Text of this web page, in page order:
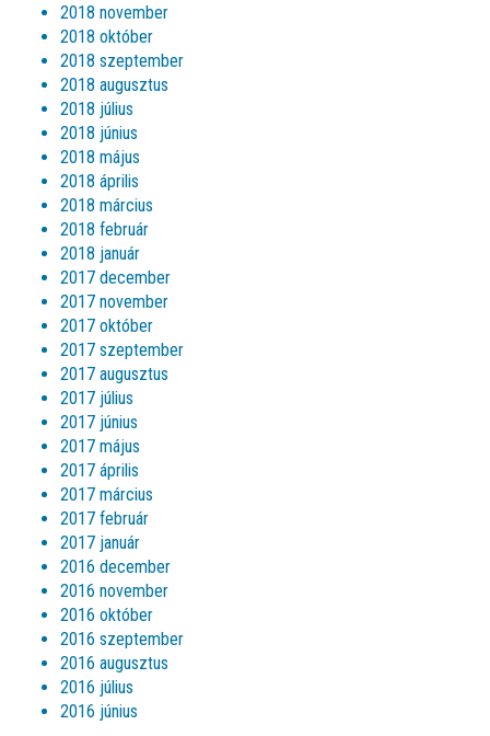
2018 november
2018 október
2018 szeptember
2018 augusztus
2018 július
2018 június
2018 május
2018 április
2018 március
2018 február
2018 január
2017 december
2017 november
2017 október
2017 szeptember
2017 augusztus
2017 július
2017 június
2017 május
2017 április
2017 március
2017 február
2017 január
2016 december
2016 november
2016 október
2016 szeptember
2016 augusztus
2016 július
2016 június